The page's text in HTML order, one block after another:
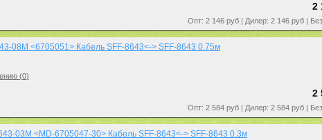
2
Опт: 2 146 руб | Дилер: 2 146 руб |
08M <6705051> Кабель SFF-8643<-> SFF-8643 0.75м
(0)
2
Опт: 2 584 руб | Дилер: 2 584 руб |
03M <MD-6705047-30> Кабель SFF-8643<-> SFF-8643 0.3м